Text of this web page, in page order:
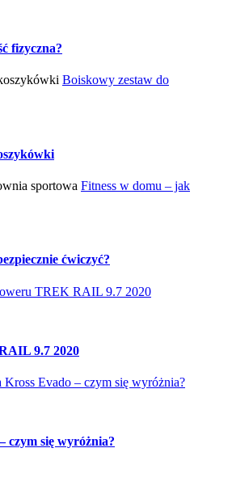
fizyczna?
Boiskowy zestaw do
Fitness w domu – jak
ćwiczyć?
TREK RAIL 9.7 2020
9.7 2020
Kross Evado – czym się wyróżnia?
czym się wyróżnia?